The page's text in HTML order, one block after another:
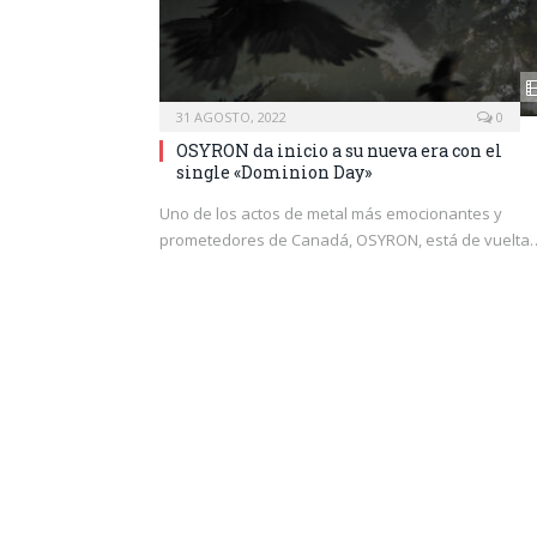
31 AGOSTO, 2022 0
OSYRON da inicio a su nueva era con el
single «Dominion Day»
Uno de los actos de metal más emocionantes y
prometedores de Canadá, OSYRON, está de